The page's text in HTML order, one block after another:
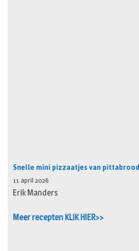
Snelle mini pizzaatjes van
11 april 2026
Erik Manders
Meer recepten KLIK HIER>>